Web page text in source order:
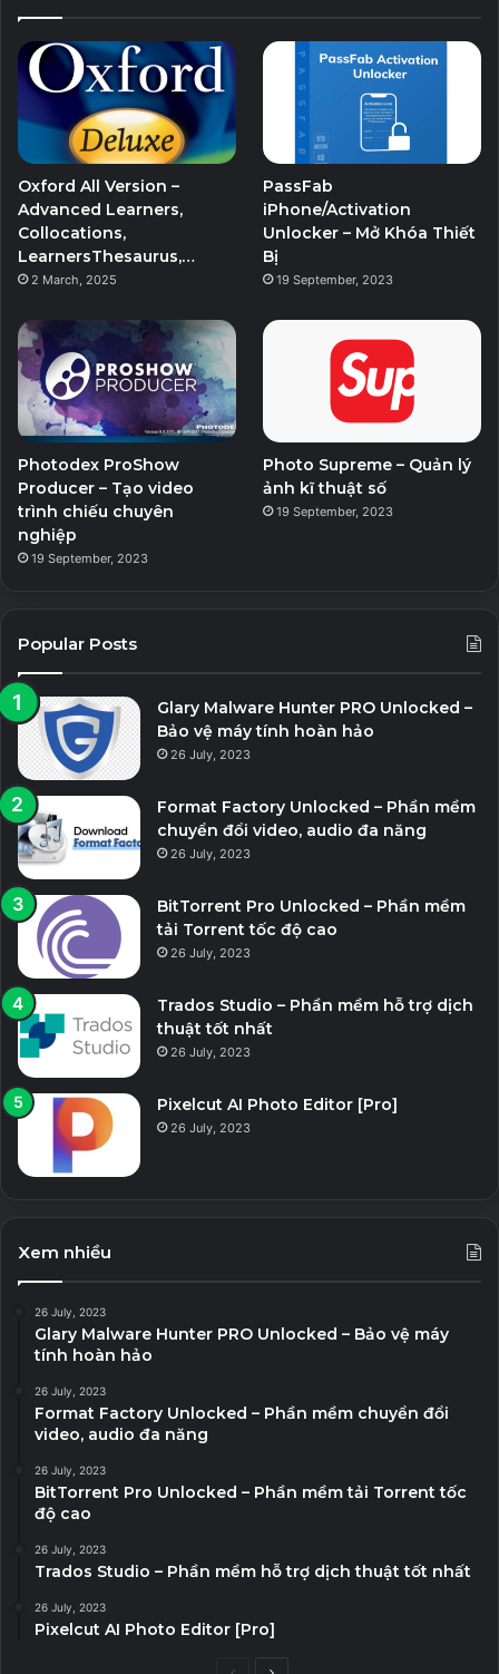
b
o
o
r
e
a
r
a
Oxford All Version –
Advanced Learners,
Collocations,
LearnersThesaurus,…
2 March, 2025
PassFab
iPhone/Activation
Unlocker – Mở Khóa Thiết
Bị
19 September, 2023
Photodex ProShow
Producer – Tạo video
trình chiếu chuyên
nghiệp
19 September, 2023
Photo Supreme – Quản lý
ảnh kĩ thuật số
19 September, 2023
Popular Posts
Glary Malware Hunter PRO Unlocked –
Bảo vệ máy tính hoàn hảo
26 July, 2023
Format Factory Unlocked – Phần mềm
chuyển đổi video, audio đa năng
26 July, 2023
BitTorrent Pro Unlocked – Phần mềm
tải Torrent tốc độ cao
26 July, 2023
Trados Studio – Phần mềm hỗ trợ dịch
thuật tốt nhất
26 July, 2023
Pixelcut AI Photo Editor [Pro]
26 July, 2023
Xem nhiều
26 July, 2023
Glary Malware Hunter PRO Unlocked – Bảo vệ máy
tính hoàn hảo
26 July, 2023
Format Factory Unlocked – Phần mềm chuyển đổi
video, audio đa năng
26 July, 2023
BitTorrent Pro Unlocked – Phần mềm tải Torrent tốc
độ cao
26 July, 2023
Trados Studio – Phần mềm hỗ trợ dịch thuật tốt nhất
26 July, 2023
Pixelcut AI Photo Editor [Pro]